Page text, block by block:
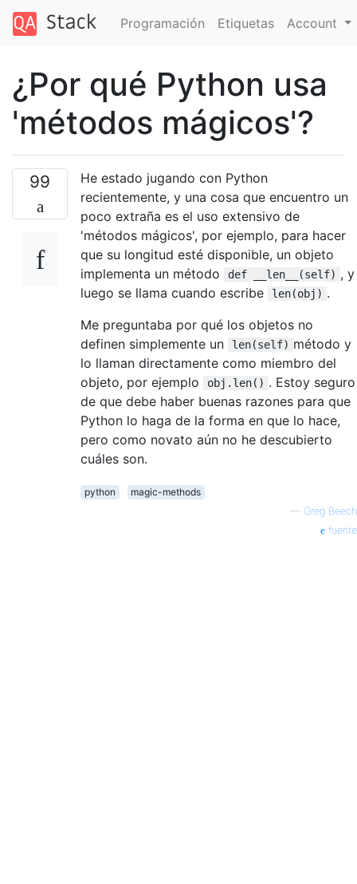
Programación Etiquetas Account
¿Por qué Python usa
'métodos mágicos'?
99
He estado jugando con Python
recientemente, y una cosa que encuentro un
poco extraña es el uso extensivo de
'métodos mágicos', por ejemplo, para hacer
que su longitud esté disponible, un objeto
implementa un método
def __len__(self) , y
luego se llama cuando escribe
len(obj) .
Me preguntaba por qué los objetos no
definen simplemente un
len(self) método y
lo llaman directamente como miembro del
objeto, por ejemplo
obj.len() . Estoy seguro
de que debe haber buenas razones para que
Python lo haga de la forma en que lo hace,
pero como novato aún no he descubierto
cuáles son.
python
magic-methods
— Greg Beech
fuente